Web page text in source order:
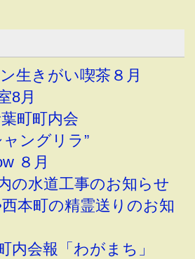
生きがい喫茶８月
8月
町町内会
ングリラ”
８月
の水道工事のお知らせ
本町の精霊送りのお知
内会報「わがまち」